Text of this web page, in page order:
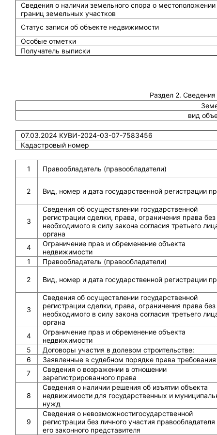
Сведения о наличии земельного спора о местоположении
границ земельных участков
Статус записи об объекте недвижимости
Особые отметки
Получатель выписки
Раздел 2.
вид
07.03.2024 КУВИ-2024-03-07-7583456
Кадастровый номер
1 Правообладатель (правообладатели)
2 Вид, номер и дата государственной регистрации
3
Сведения об осуществлении государственной
регистрации сделки, права, ограничения права без
необходимого в силу закона согласия третьего
органа
4
Ограничение прав и обременение объекта
недвижимости
1
Правообладатель (правообладатели)
2 Вид, номер и дата государственной регистрации
3
Сведения об осуществлении государственной
регистрации сделки, права, ограничения права без
необходимого в силу закона согласия третьего
органа
4
Ограничение прав и обременение объекта
недвижимости
5
Договоры участия в долевом строительстве:
6
Заявленные в судебном порядке права требования
7
Сведения о возражении в отношении
зарегистрированного права
8
Сведения о наличии решения об изъятии объекта
недвижимости для государственных и
нужд
9
Сведения о невозможностигосударственной
регистрации без личного участия правообладателя
его законного представителя